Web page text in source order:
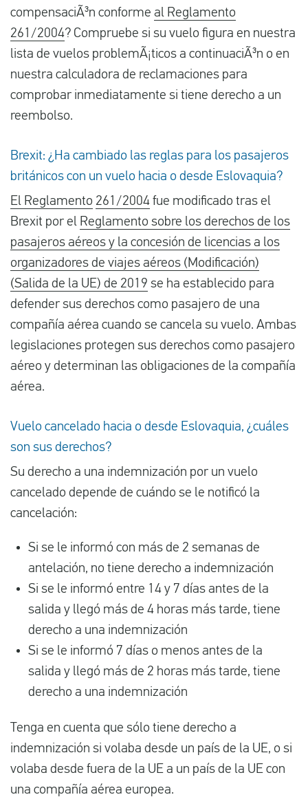
compensaciÃ³n conforme al Reglamento
261/2004? Compruebe si su vuelo figura en nuestra
lista de vuelos problemÃ¡ticos a continuaciÃ³n o en
nuestra calculadora de reclamaciones para
comprobar inmediatamente si tiene derecho a un
reembolso.
Brexit: ¿Ha cambiado las reglas para los pasajeros
británicos con un vuelo hacia o desde Eslovaquia?
El Reglamento 261/2004 fue modificado tras el
Brexit por el Reglamento sobre los derechos de los
pasajeros aéreos y la concesión de licencias a los
organizadores de viajes aéreos (Modificación)
(Salida de la UE) de 2019 se ha establecido para
defender sus derechos como pasajero de una
compañía aérea cuando se cancela su vuelo. Ambas
legislaciones protegen sus derechos como pasajero
aéreo y determinan las obligaciones de la compañía
aérea.
Vuelo cancelado hacia o desde Eslovaquia, ¿cuáles
son sus derechos?
Su derecho a una indemnización por un vuelo
cancelado depende de cuándo se le notificó la
cancelación:
Si se le informó con más de 2 semanas de
antelación, no tiene derecho a indemnización
Si se le informó entre 14 y 7 días antes de la
salida y llegó más de 4 horas más tarde, tiene
derecho a una indemnización
Si se le informó 7 días o menos antes de la
salida y llegó más de 2 horas más tarde, tiene
derecho a una indemnización
Tenga en cuenta que sólo tiene derecho a
indemnización si volaba desde un país de la UE, o si
volaba desde fuera de la UE a un país de la UE con
una compañía aérea europea.